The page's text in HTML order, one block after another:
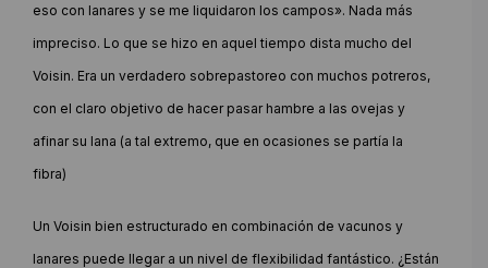
eso con lanares y se me liquidaron los campos». Nada más
impreciso. Lo que se hizo en aquel tiempo dista mucho del
Voisin. Era un verdadero sobrepastoreo con muchos potreros,
con el claro objetivo de hacer pasar hambre a las ovejas y
afinar su lana (a tal extremo, que en ocasiones se partía la
fibra)
Un Voisin bien estructurado en combinación de vacunos y
lanares puede llegar a un nivel de flexibilidad fantástico. ¿Están